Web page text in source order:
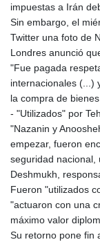
impuestas a Irán
Sin embargo, el
Twitter una foto de
Londres anunció
"Fue pagada
internacionales (...)
la compra de
- "Utilizados" por
"Nazanin y
empezar, fueron
seguridad nacional,
Deshmukh,
Fueron "utilizados
"actuaron con una
máximo valor
Su retorno pone fin